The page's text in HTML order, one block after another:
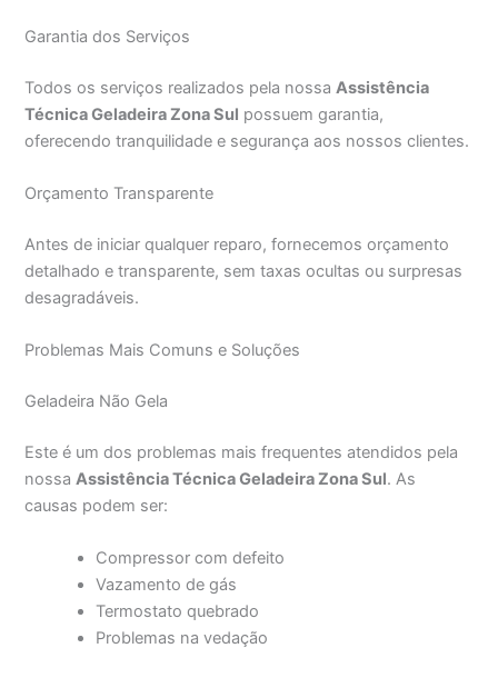
Garantia dos Serviços
Todos os serviços realizados pela nossaAssistência
Técnica Geladeira Zona Sul possuem garantia,
oferecendo tranquilidade e segurança aos nossos clientes.
Orçamento Transparente
Antes de iniciar qualquer reparo, fornecemos orçamento
detalhado e transparente, sem taxas ocultas ou surpresas
desagradáveis.
Problemas Mais Comuns e Soluções
Geladeira Não Gela
Este é um dos problemas mais frequentes atendidos pela
nossaAssistência Técnica Geladeira Zona Sul. As
causas podem ser:
Compressor com defeito
Vazamento de gás
Termostato quebrado
Problemas na vedação